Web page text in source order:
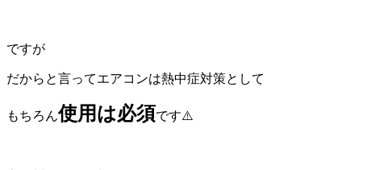
ですが
だからと言ってエアコンは熱中症対策として
もちろん使用は必須です⚠️